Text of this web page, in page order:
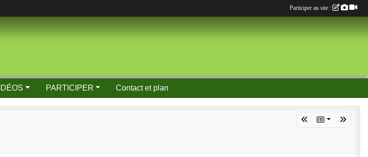
PARTICIPER Contact et plan
Participer au site :